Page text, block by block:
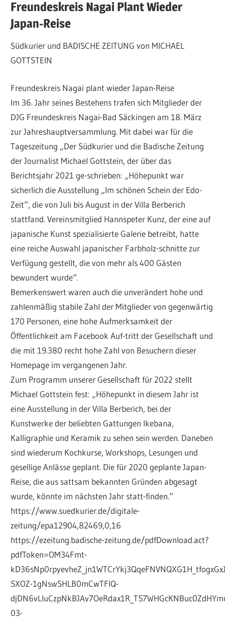
Freundeskreis Nagai Plant Wieder
Japan-Reise
Südkurier und BADISCHE ZEITUNG von MICHAEL
GOTTSTEIN
Freundeskreis Nagai plant wieder Japan-Reise
Im 36. Jahr seines Bestehens trafen sich Mitglieder der
DJG Freundeskreis Nagai-Bad Säckingen am 18. März
zur Jahreshauptversammlung. Mit dabei war für die
Tageszeitung „Der Südkurier und die Badische Zeitung
der Journalist Michael Gottstein, der über das
Berichtsjahr 2021 ge-schrieben: „Höhepunkt war
sicherlich die Ausstellung „Im schönen Schein der Edo-
Zeit“, die von Juli bis August in der Villa Berberich
stattfand. Vereinsmitglied Hannspeter Kunz, der eine auf
japanische Kunst spezialisierte Galerie betreibt, hatte
eine reiche Auswahl japanischer Farbholz-schnitte zur
Verfügung gestellt, die von mehr als 400 Gästen
bewundert wurde“.
Bemerkenswert waren auch die unverändert hohe und
zahlenmäßig stabile Zahl der Mitglieder von gegenwärtig
170 Personen, eine hohe Aufmerksamkeit der
Öffentlichkeit am Facebook Auf-tritt der Gesellschaft und
die mit 19.380 recht hohe Zahl von Besuchern dieser
Homepage im vergangenen Jahr.
Zum Programm unserer Gesellschaft für 2022 stellt
Michael Gottstein fest: „Höhepunkt in diesem Jahr ist
eine Ausstellung in der Villa Berberich, bei der
Kunstwerke der beliebten Gattungen Ikebana,
Kalligraphie und Keramik zu sehen sein werden. Daneben
sind wiederum Kochkurse, Workshops, Lesungen und
gesellige Anlässe geplant. Die für 2020 geplante Japan-
Reise, die aus sattsam bekannten Gründen abgesagt
wurde, könnte im nächsten Jahr statt-finden.“
https://www.suedkurier.de/digitale-
zeitung/epa12904,82469,0,16
https://ezeitung.badische-zeitung.de/pdfDownload.act?
pdfToken=OM34Fmt-
5XOZ-1gNswSHLB0mCwTFlQ-
03-